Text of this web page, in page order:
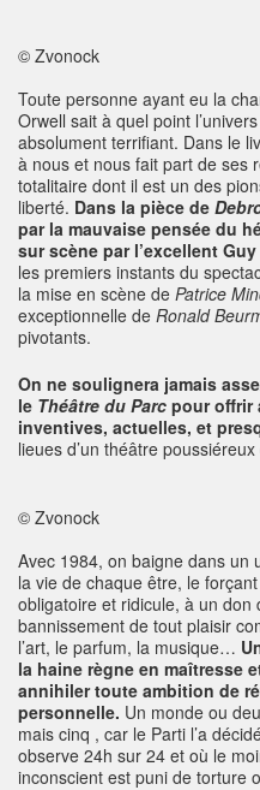
© Zvonock
Toute personne ayant eu la
Orwell sait à quel point
absolument terrifiant. Dans le
à nous et nous fait part de ses
totalitaire dont il est un des
liberté. Dans la pièce de
par la mauvaise pensée du
sur scène par l’excellent
les premiers instants du
la mise en scène de Patrice
exceptionnelle de Ronald
pivotants.
On ne soulignera jamais
le Théâtre du Parc pour offrir
inventives, actuelles, et
lieues d’un théâtre
© Zvonock
Avec 1984, on baigne dans un
la vie de chaque être, le
obligatoire et ridicule, à un
bannissement de tout plaisir
l’art, le parfum, la musique…
la haine règne en maîtresse
annihiler toute ambition de
personnelle. Un monde ou
mais cinq , car le Parti l’a
observe 24h sur 24 et où le
inconscient est puni de torture